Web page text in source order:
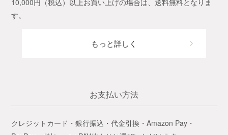
す。
もっと詳しく
お支払い方法
クレジットカード・銀行振込・代金引換・Amazon Pay・